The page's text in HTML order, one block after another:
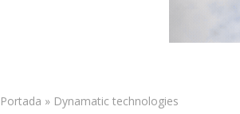
Portada » Dynamatic technologies